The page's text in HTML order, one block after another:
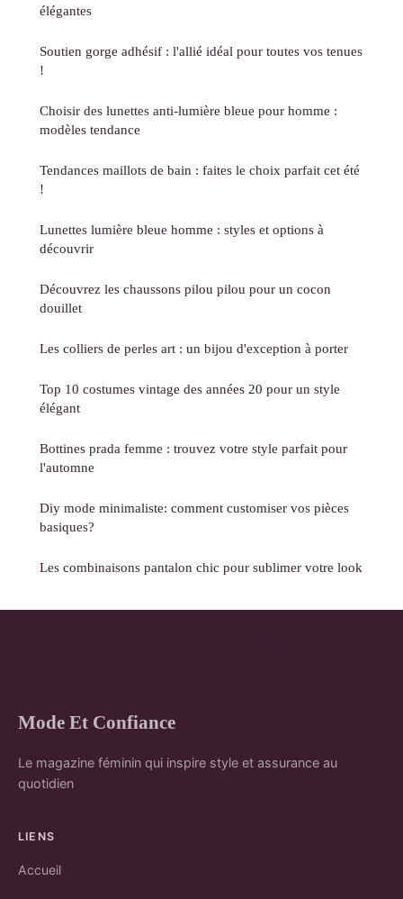
élégantes
Soutien gorge adhésif : l'allié idéal pour toutes vos tenues
!
Choisir des lunettes anti-lumière bleue pour homme :
modèles tendance
Tendances maillots de bain : faites le choix parfait cet été
!
Lunettes lumière bleue homme : styles et options à
découvrir
Découvrez les chaussons pilou pilou pour un cocon
douillet
Les colliers de perles art : un bijou d'exception à porter
Top 10 costumes vintage des années 20 pour un style
élégant
Bottines prada femme : trouvez votre style parfait pour
l'automne
Diy mode minimaliste: comment customiser vos pièces
basiques?
Les combinaisons pantalon chic pour sublimer votre look
Mode Et Confiance
Le magazine féminin qui inspire style et assurance au
quotidien
LIENS
Accueil